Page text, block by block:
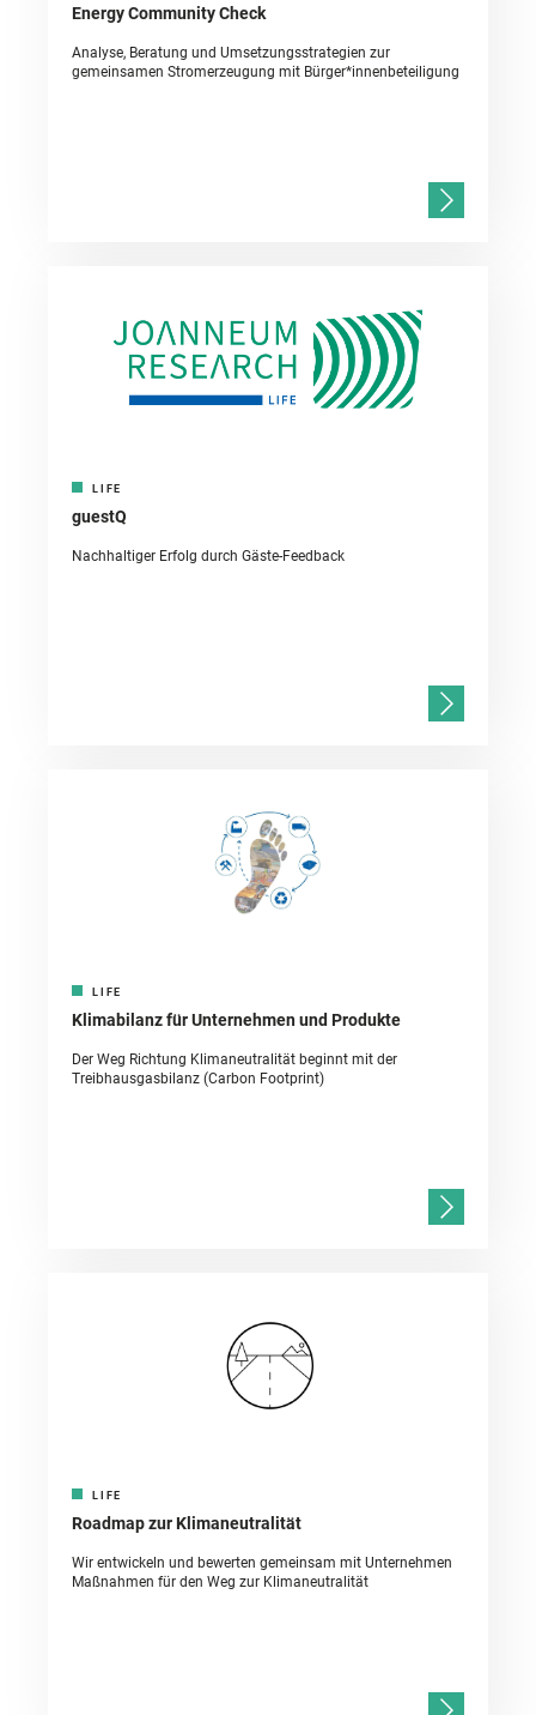
Energy Community Check
Analyse, Beratung und Umsetzungsstrategien zur
gemeinsamen Stromerzeugung mit Bürger*innenbeteiligung
LIFE
guestQ
Nachhaltiger Erfolg durch Gäste-Feedback
LIFE
Klimabilanz für Unternehmen und Produkte
Der Weg Richtung Klimaneutralität beginnt mit der
Treibhausgasbilanz (Carbon Footprint)
LIFE
Roadmap zur Klimaneutralität
Wir entwickeln und bewerten gemeinsam mit Unternehmen
Maßnahmen für den Weg zur Klimaneutralität